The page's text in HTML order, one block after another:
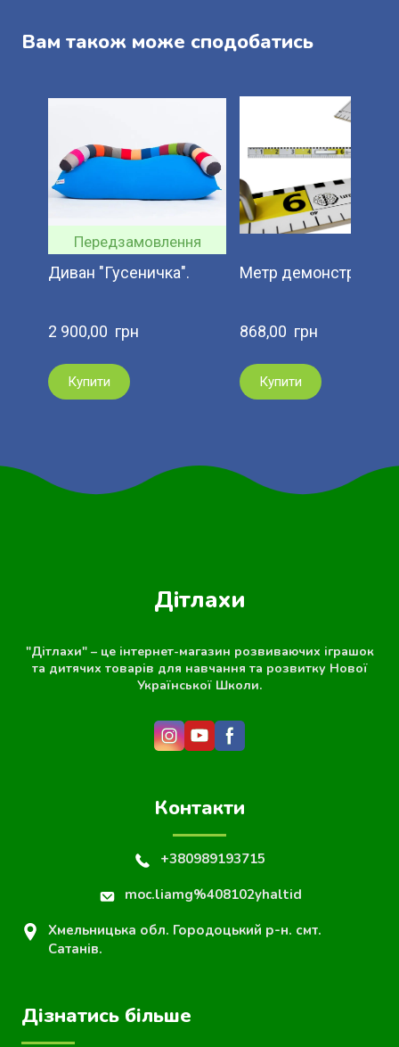
Вам також може сподобатись
Передзамовлення
Диван "Гусеничка".
2 900,00  грн
Купити
Метр
868,00  грн
Купити
Дітлахи
"Дітлахи" – це інтернет-магазин розвиваючих іграшок
та дитячих товарів для навчання та розвитку Нової
Української Школи.
Контакти
+380989193715
moc.liamg%408102yhaltid
Хмельницька обл. Городоцький р-н. смт.
Сатанів.
Дізнатись більше